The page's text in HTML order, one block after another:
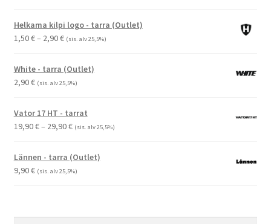
Helkama kilpi logo - tarra (Outlet)
1,50€– 2,90€Hintaluokka:
-
2,90 €
(sis. alv 25,5%)
White - tarra (Outlet)
2,90€ (sis. alv 25,5%)
Vator 17 HT - tarrat
19,90€– 29,90€Hintaluokka:
-
29,90 €
(sis. alv 25,5%)
Lännen - tarra (Outlet)
9,90€ (sis. alv 25,5%)